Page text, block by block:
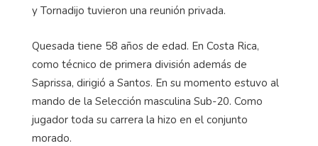
y Tornadijo tuvieron una reunión privada.
Quesada tiene 58 años de edad. En Costa Rica,
como técnico de primera división además de
Saprissa, dirigió a Santos. En su momento estuvo al
mando de la Selección masculina Sub-20. Como
jugador toda su carrera la hizo en el conjunto
morado.